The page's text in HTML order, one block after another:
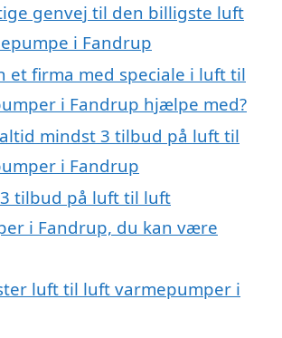
genvej til den billigste luft
i Fandrup
et firma med speciale i luft til
i Fandrup hjælpe med?
mindst 3 tilbud på luft til
i Fandrup
tilbud på luft til luft
i Fandrup, du kan være
luft til luft varmepumper i